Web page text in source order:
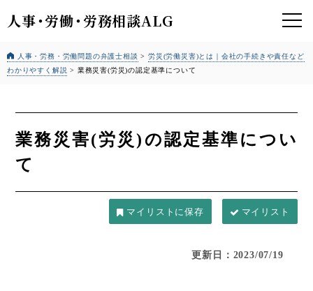
人事・労働・労務相談ALG
人事・労務・労働問題の弁護士相談 >労災(労働災害)とは｜会社の手続きや責任など
わかりやすく解説 > 業務災害(労災)の認定基準について
業務災害(労災)の認定基準につい
て
マイリスト
更新日：2023/07/19